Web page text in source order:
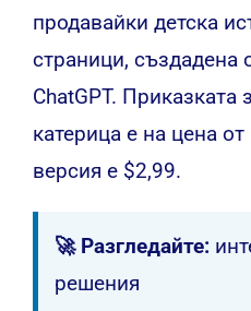
продавайки детска
страници, създадена
ChatGPT. Приказката
катерица е на цена
версия е $2,99.
🚀 Разгледайте:
решения